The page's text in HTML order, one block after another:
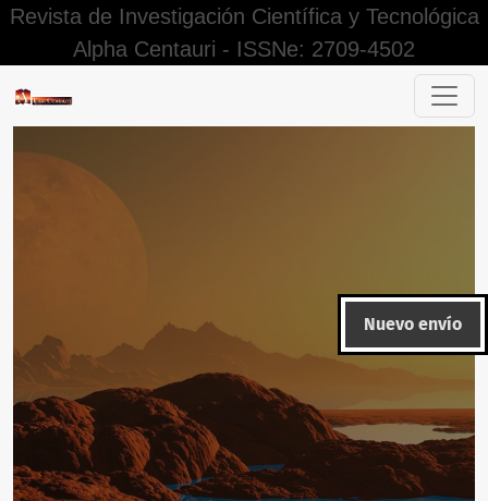
Revista de Investigación Científica y Tecnológica
Alpha Centauri - ISSNe: 2709-4502
Conocimientos tradicionales y recursos genéticos: Una
Nuevo envío